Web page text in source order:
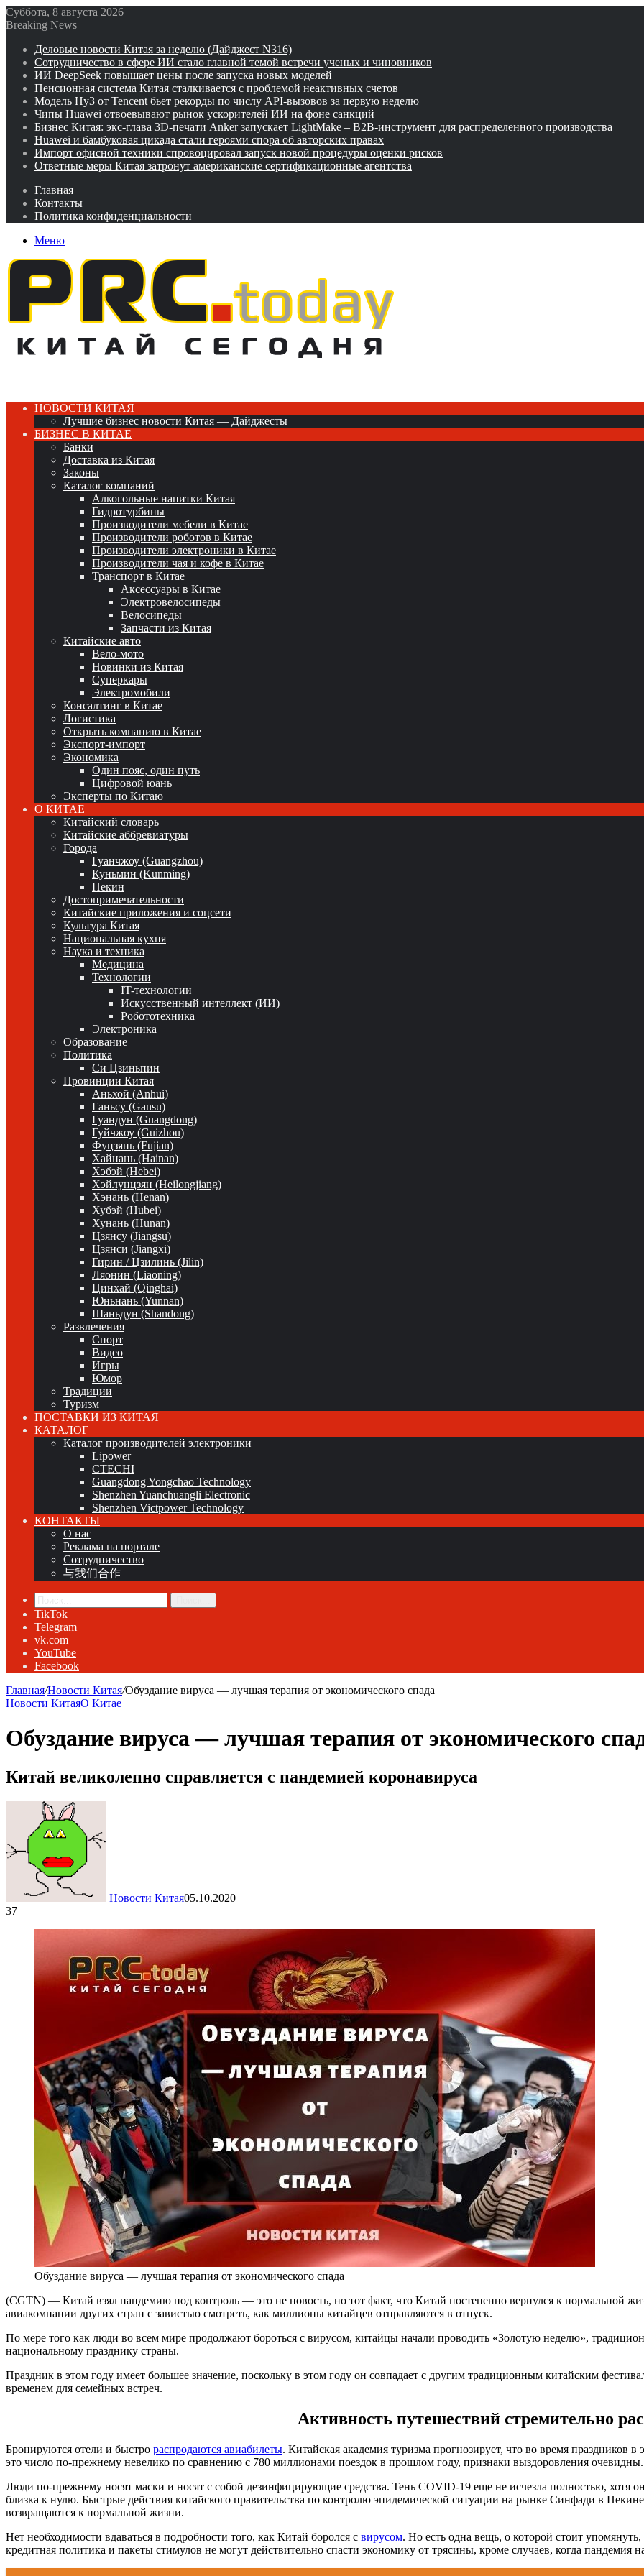
Суббота, 8 августа 2026
Breaking News
Деловые новости Китая за неделю (Дайджест N316)
Сотрудничество в сфере ИИ стало главной темой встречи ученых и чиновников
ИИ DeepSeek повышает цены после запуска новых моделей
Пенсионная система Китая сталкивается с проблемой неактивных счетов
Модель Hy3 от Tencent бьет рекорды по числу API-вызовов за первую неделю
Чипы Huawei отвоевывают рынок ускорителей ИИ на фоне санкций
Бизнес Китая: экс-глава 3D-печати Anker запускает LightMake – B2B-инструмент для распределенного производства
Huawei и бамбуковая цикада стали героями спора об авторских правах
Импорт офисной техники спровоцировал запуск новой процедуры оценки рисков
Ответные меры Китая затронут американские сертификационные агентства
Главная
Контакты
Политика конфиденциальности
Меню
НОВОСТИ КИТАЯ
Лучшие бизнес новости Китая — Дайджесты
БИЗНЕС В КИТАЕ
Банки
Доставка из Китая
Законы
Каталог компаний
Алкогольные напитки Китая
Гидротурбины
Производители мебели в Китае
Производители роботов в Китае
Производители электроники в Китае
Производители чая и кофе в Китае
Транспорт в Китае
Аксессуары в Китае
Электровелосипеды
Велосипеды
Запчасти из Китая
Китайские авто
Вело-мото
Новинки из Китая
Суперкары
Электромобили
Консалтинг в Китае
Логистика
Открыть компанию в Китае
Экспорт-импорт
Экономика
Один пояс, один путь
Цифровой юань
Эксперты по Китаю
О КИТАЕ
Китайский словарь
Китайские аббревиатуры
Города
Гуанчжоу (Guangzhou)
Куньмин (Kunming)
Пекин
Достопримечательности
Китайские приложения и соцсети
Культура Китая
Национальная кухня
Наука и техника
Медицина
Технологии
IT-технологии
Искусственный интеллект (ИИ)
Робототехника
Электроника
Образование
Политика
Си Цзиньпин
Провинции Китая
Аньхой (Anhui)
Ганьсу (Gansu)
Гуандун (Guangdong)
Гуйчжоу (Guizhou)
Фуцзянь (Fujian)
Хайнань (Hainan)
Хэбэй (Hebei)
Хэйлунцзян (Heilongjiang)
Хэнань (Henan)
Хубэй (Hubei)
Хунань (Hunan)
Цзянсу (Jiangsu)
Цзянси (Jiangxi)
Гирин / Цзилинь (Jilin)
Ляонин (Liaoning)
Цинхай (Qinghai)
Юньнань (Yunnan)
Шаньдун (Shandong)
Развлечения
Спорт
Видео
Игры
Юмор
Традиции
Туризм
ПОСТАВКИ ИЗ КИТАЯ
КАТАЛОГ
Каталог производителей электроники
Lipower
CTECHI
Guangdong Yongchao Technology
Shenzhen Yuanchuangli Electronic
Shenzhen Victpower Technology
КОНТАКТЫ
О нас
Реклама на портале
Сотрудничество
与我们合作
TikTok
Telegram
vk.com
YouTube
Facebook
Главная/Новости Китая/Обуздание вируса — лучшая терапия от экономического спада
Новости КитаяО Китае
Обуздание вируса — лучшая терапия от экономического
Китай великолепно справляется с пандемией коронавируса
Новости Китая05.10.2020
37
Обуздание вируса — лучшая терапия от экономического спада
(CGTN) — Китай взял пандемию под контроль — это не новость, но тот факт, что Китай постепенно вернулся к нормальной
авиакомпании других стран с завистью смотреть, как миллионы китайцев отправляются в отпуск.
По мере того как люди во всем мире продолжают бороться с вирусом, китайцы начали проводить «Золотую неделю»,
национальному празднику страны.
Праздник в этом году имеет большее значение, поскольку в этом году он совпадает с другим традиционным китайским
временем для семейных встреч.
Активность путешествий стремительно
Бронируются отели и быстро распродаются авиабилеты. Китайская академия туризма прогнозирует, что во время праздников
это число по-прежнему невелико по сравнению с 780 миллионами поездок в прошлом году, признаки выздоровления очевидны.
Люди по-прежнему носят маски и носят с собой дезинфицирующие средства. Тень COVID-19 еще не исчезла полностью, хотя
близка к нулю. Быстрые действия китайского правительства по контролю эпидемической ситуации на рынке Синфади в
возвращаются к нормальной жизни.
Нет необходимости вдаваться в подробности того, как Китай боролся с вирусом. Но есть одна вещь, о которой стоит
кредитная политика и пакеты стимулов не могут действительно спасти экономику от трясины, кроме случаев, когда пандемия